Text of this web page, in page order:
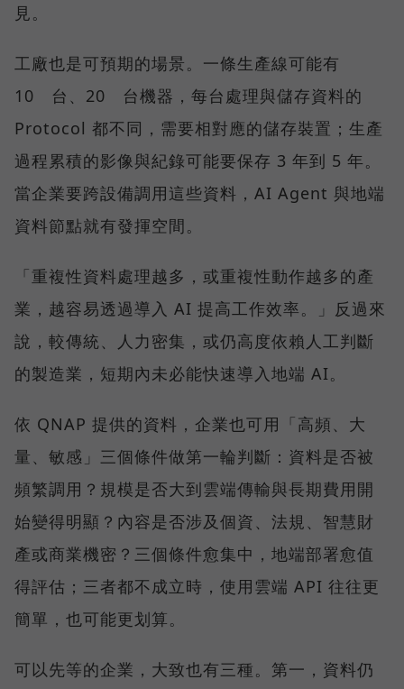
見。
工廠也是可預期的場景。一條生產線可能有
10 台、20 台機器，每台處理與儲存資料的
Protocol 都不同，需要相對應的儲存裝置；生產
過程累積的影像與紀錄可能要保存 3 年到 5 年。
當企業要跨設備調用這些資料，AI Agent 與地端
資料節點就有發揮空間。
「重複性資料處理越多，或重複性動作越多的產
業，越容易透過導入 AI 提高工作效率。」反過來
說，較傳統、人力密集，或仍高度依賴人工判斷
的製造業，短期內未必能快速導入地端 AI。
依 QNAP 提供的資料，企業也可用「高頻、大
量、敏感」三個條件做第一輪判斷：資料是否被
頻繁調用？規模是否大到雲端傳輸與長期費用開
始變得明顯？內容是否涉及個資、法規、智慧財
產或商業機密？三個條件愈集中，地端部署愈值
得評估；三者都不成立時，使用雲端 API 往往更
簡單，也可能更划算。
可以先等的企業，大致也有三種。第一，資料仍